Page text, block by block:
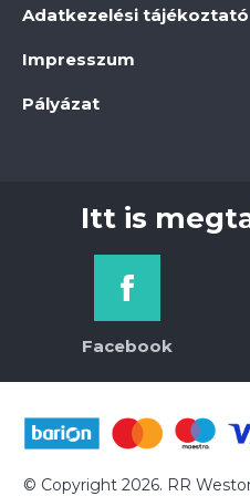
Adatkezelési tájékoztató
Impresszum
Pályázat
Itt is
Facebook
© Copyright 2026. RR